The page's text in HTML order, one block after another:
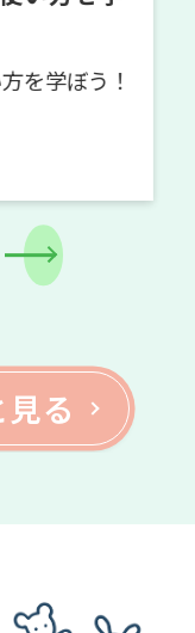
面校です🍀 スタ
記事では、 ・【
る